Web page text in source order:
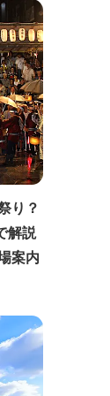
り？
解説
案内